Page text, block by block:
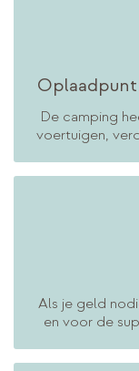
De camping
voertuigen,
Als je geld
en voor de